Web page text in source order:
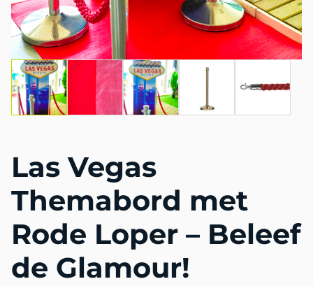
Las Vegas
Themabord met
Rode Loper – Beleef
de Glamour!